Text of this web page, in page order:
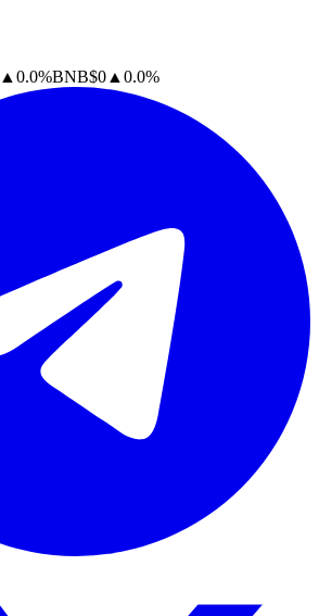
▲ 0.0%BNB$0 ▲ 0.0%